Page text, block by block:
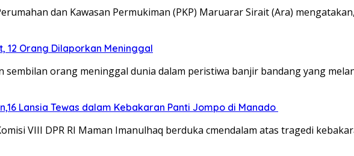
dan Kawasan Permukiman (PKP) Maruarar Sirait (Ara)
12 Orang Dilaporkan Meninggal
sembilan orang meninggal dunia dalam peristiwa banjir bandang yang
Lansia Tewas dalam Kebakaran Panti Jompo di Manado
VIII DPR RI Maman Imanulhaq berduka cmendalam atas tragedi